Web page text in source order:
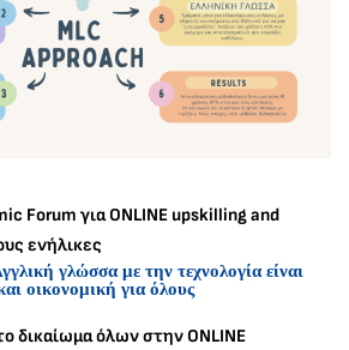
Forum για ΟNLINE upskilling and
ενήλικες
γλώσσα με την τεχνολογία είναι
οικονομική για όλους
δικαίωμα όλων στην ONLINE